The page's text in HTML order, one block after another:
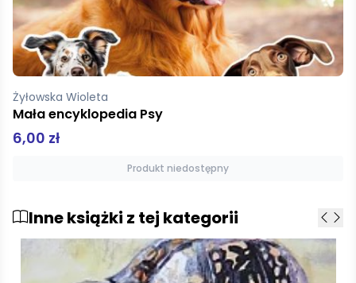
Żyłowska Wioleta
Mała encyklopedia Psy
6,00 zł
Produkt niedostępny
Inne książki z tej kategorii